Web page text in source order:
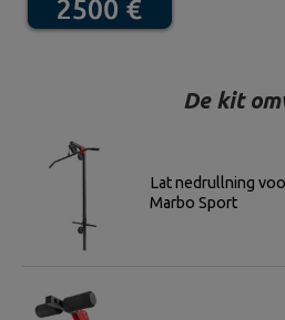
De kit
Lat nedrullning
Marbo Sport